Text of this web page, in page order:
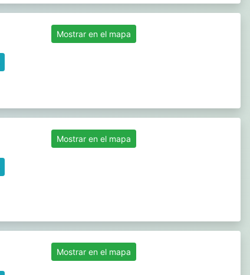
Mostrar en el mapa
Mostrar en el mapa
Mostrar en el mapa